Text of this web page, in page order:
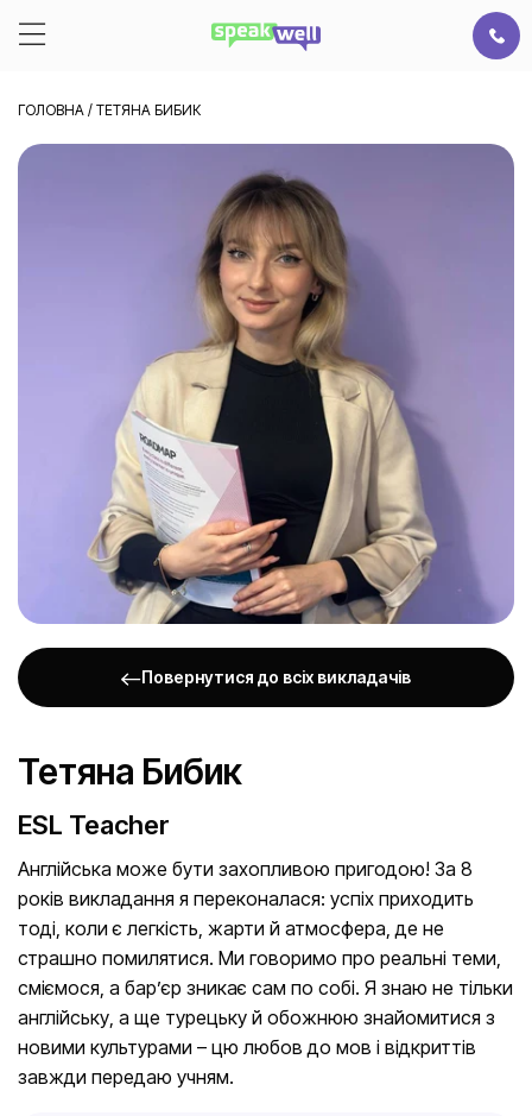
ГОЛОВНА / ТЕТЯНА БИБИК
Повернутися до всіх викладачів
Тетяна Бибик
ESL Teacher
Англійська може бути захопливою пригодою! За 8
років викладання я переконалася: успіх приходить
тоді, коли є легкість, жарти й атмосфера, де не
страшно помилятися. Ми говоримо про реальні теми,
сміємося, а бар’єр зникає сам по собі. Я знаю не тільки
англійську, а ще турецьку й обожнюю знайомитися з
новими культурами – цю любов до мов і відкриттів
завжди передаю учням.